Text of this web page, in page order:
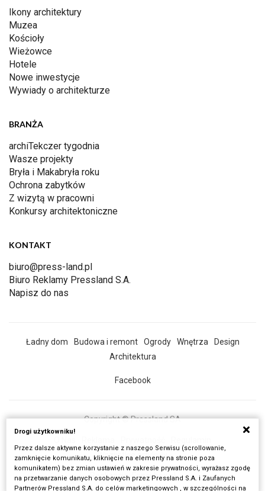
Ikony architektury
Muzea
Kościoły
Wieżowce
Hotele
Nowe inwestycje
Wywiady o architekturze
BRANŻA
archiTekczer tygodnia
Wasze projekty
Bryła i Makabryła roku
Ochrona zabytków
Z wizytą w pracowni
Konkursy architektoniczne
KONTAKT
biuro@press-land.pl
Biuro Reklamy Pressland S.A.
Napisz do nas
Ładny dom Budowa i remont Ogrody Wnętrza
Design
Architektura
Facebook
Copyright © Pressland SA
Wszystkie artykuły
Realizacja: Fancybox.pl
Drogi użytkowniku!
Przez dalsze aktywne korzystanie z naszego Serwisu (scrollowanie,
zamknięcie komunikatu, kliknięcie na elementy na stronie poza
komunikatem) bez zmian ustawień w zakresie prywatności, wyrażasz zgodę
na przetwarzanie danych osobowych przez Pressland S.A. i Zaufanych
Partnerów Pressland S.A. do celów marketingowych , w szczególności na